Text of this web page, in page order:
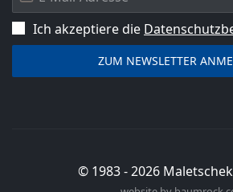
Ich akzeptiere die
© 1983 -2026